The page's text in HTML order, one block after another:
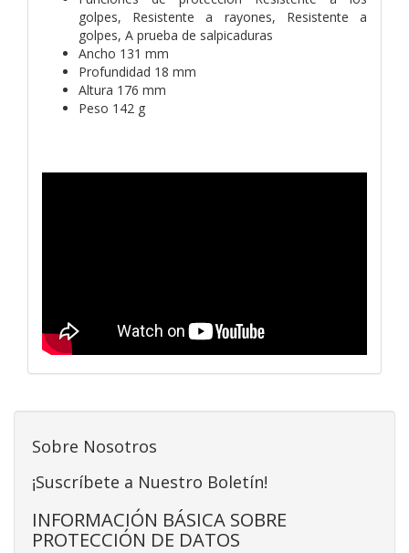
golpes, Resistente a rayones, Resistente a
golpes, A prueba de salpicaduras
Ancho 131 mm
Profundidad 18 mm
Altura 176 mm
Peso 142 g
Sobre Nosotros
¡Suscríbete a Nuestro Boletín!
INFORMACIÓN BÁSICA SOBRE
PROTECCIÓN DE DATOS